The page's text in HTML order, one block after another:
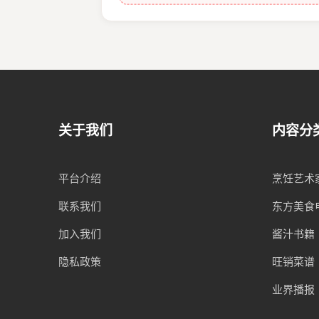
关于我们
平台介绍
联系我们
加入我们
隐私政策
内容分
烹饪艺术
东方美食
酱汁书籍
旺销菜谱
业界播报